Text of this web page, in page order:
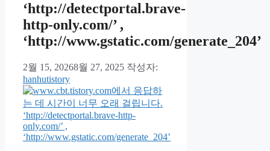
‘http://detectportal.brave-
http-only.com/’ ,
‘http://www.gstatic.com/generate_204’
2월 15, 20268월 27, 2025 작성자:
hanhutistory